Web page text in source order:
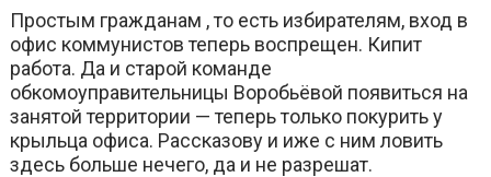
Простым гражданам , то есть избирателям, вход в
офис коммунистов теперь воспрещен. Кипит
работа. Да и старой команде
обкомоуправительницы Воробьёвой появиться на
занятой территории — теперь только покурить у
крыльца офиса. Рассказову и иже с ним ловить
здесь больше нечего, да и не разрешат.